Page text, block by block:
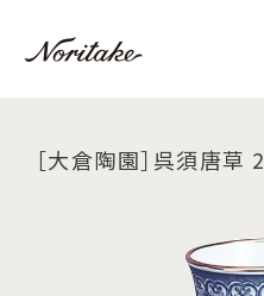
［大倉陶園］呉須唐草